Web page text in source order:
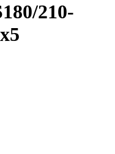
210-